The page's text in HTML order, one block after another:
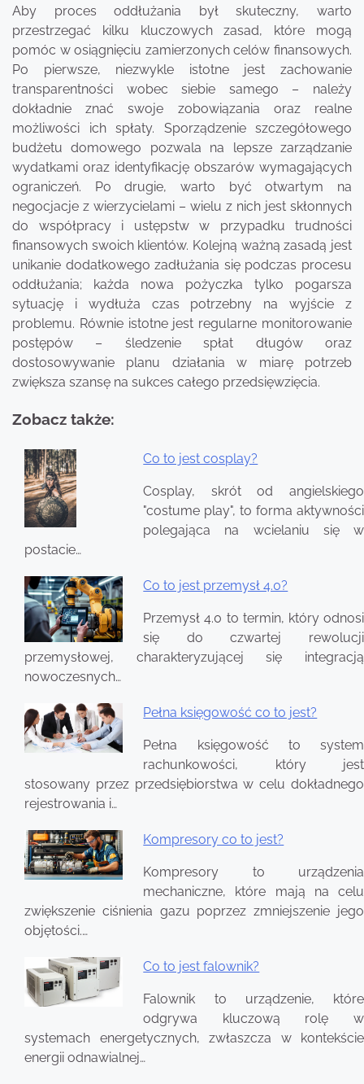
Aby proces oddłużania był skuteczny, warto
przestrzegać kilku kluczowych zasad, które mogą
pomóc w osiągnięciu zamierzonych celów finansowych.
Po pierwsze, niezwykle istotne jest zachowanie
transparentności wobec siebie samego – należy
dokładnie znać swoje zobowiązania oraz realne
możliwości ich spłaty. Sporządzenie szczegółowego
budżetu domowego pozwala na lepsze zarządzanie
wydatkami oraz identyfikację obszarów wymagających
ograniczeń. Po drugie, warto być otwartym na
negocjacje z wierzycielami – wielu z nich jest skłonnych
do współpracy i ustępstw w przypadku trudności
finansowych swoich klientów. Kolejną ważną zasadą jest
unikanie dodatkowego zadłużania się podczas procesu
oddłużania; każda nowa pożyczka tylko pogarsza
sytuację i wydłuża czas potrzebny na wyjście z
problemu. Równie istotne jest regularne monitorowanie
postępów – śledzenie spłat długów oraz
dostosowywanie planu działania w miarę potrzeb
zwiększa szansę na sukces całego przedsięwzięcia.
Zobacz także:
Co to jest cosplay?
Cosplay, skrót od angielskiego
"costume play", to forma aktywności
polegająca na wcielaniu się w
postacie…
Co to jest przemysł 4.0?
Przemysł 4.0 to termin, który odnosi
się do czwartej rewolucji
przemysłowej, charakteryzującej się integracją
nowoczesnych…
Pełna księgowość co to jest?
Pełna księgowość to system
rachunkowości, który jest
stosowany przez przedsiębiorstwa w celu dokładnego
rejestrowania i…
Kompresory co to jest?
Kompresory to urządzenia
mechaniczne, które mają na celu
zwiększenie ciśnienia gazu poprzez zmniejszenie jego
objętości.…
Co to jest falownik?
Falownik to urządzenie, które
odgrywa kluczową rolę w
systemach energetycznych, zwłaszcza w kontekście
energii odnawialnej…
Nawigacja
wpisu